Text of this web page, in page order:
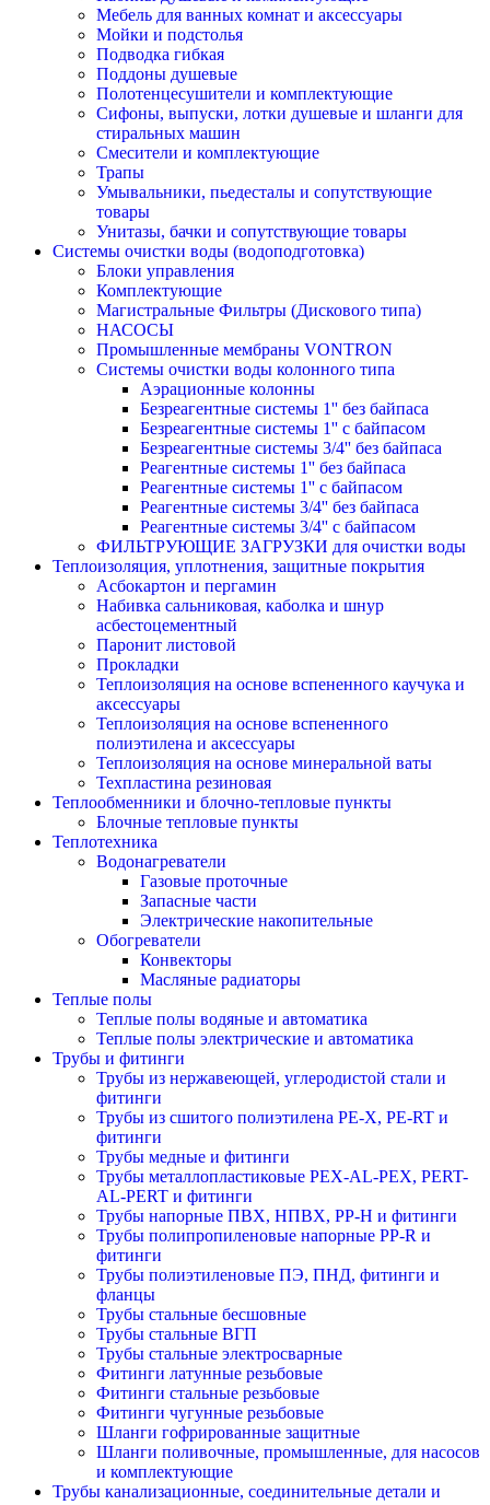
Мебель для ванных комнат и аксессуары
Мойки и подстолья
Подводка гибкая
Поддоны душевые
Полотенцесушители и комплектующие
Сифоны, выпуски, лотки душевые и шланги для
стиральных машин
Смесители и комплектующие
Трапы
Умывальники, пьедесталы и сопутствующие
товары
Унитазы, бачки и сопутствующие товары
Системы очистки воды (водоподготовка)
Блоки управления
Комплектующие
Магистральные Фильтры (Дискового типа)
НАСОСЫ
Промышленные мембраны VONTRON
Системы очистки воды колонного типа
Аэрационные колонны
Безреагентные системы 1'' без байпаса
Безреагентные системы 1'' с байпасом
Безреагентные системы 3/4'' без байпаса
Реагентные системы 1'' без байпаса
Реагентные системы 1'' с байпасом
Реагентные системы 3/4'' без байпаса
Реагентные системы 3/4'' с байпасом
ФИЛЬТРУЮЩИЕ ЗАГРУЗКИ для очистки воды
Теплоизоляция, уплотнения, защитные покрытия
Асбокартон и пергамин
Набивка сальниковая, каболка и шнур
асбестоцементный
Паронит листовой
Прокладки
Теплоизоляция на основе вспененного каучука и
аксессуары
Теплоизоляция на основе вспененного
полиэтилена и аксессуары
Теплоизоляция на основе минеральной ваты
Техпластина резиновая
Теплообменники и блочно-тепловые пункты
Блочные тепловые пункты
Теплотехника
Водонагреватели
Газовые проточные
Запасные части
Электрические накопительные
Обогреватели
Конвекторы
Масляные радиаторы
Теплые полы
Теплые полы водяные и автоматика
Теплые полы электрические и автоматика
Трубы и фитинги
Трубы из нержавеющей, углеродистой стали и
фитинги
Трубы из сшитого полиэтилена PE-X, PE-RT и
фитинги
Трубы медные и фитинги
Трубы металлопластиковые PEX-AL-PEX, PERT-
AL-PERT и фитинги
Трубы напорные ПВХ, НПВХ, PP-H и фитинги
Трубы полипропиленовые напорные PP-R и
фитинги
Трубы полиэтиленовые ПЭ, ПНД, фитинги и
фланцы
Трубы стальные бесшовные
Трубы стальные ВГП
Трубы стальные электросварные
Фитинги латунные резьбовые
Фитинги стальные резьбовые
Фитинги чугунные резьбовые
Шланги гофрированные защитные
Шланги поливочные, промышленные, для насосов
и комплектующие
Трубы канализационные, соединительные детали и